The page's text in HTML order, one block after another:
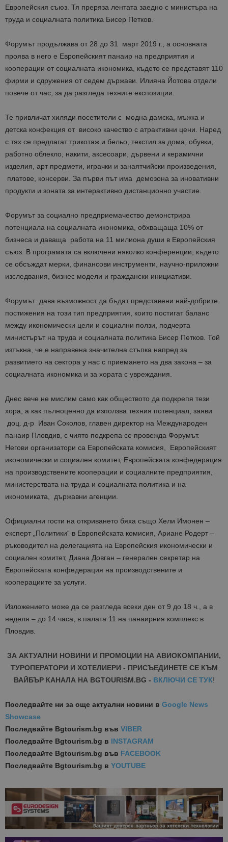
Европейския съюз. Тя преряза лентата заедно с министъра на
труда и социалната политика Бисер Петков.
Форумът продължава от 28 до 31 март 2019 г., а основната
проява в него е Европейският панаир на предприятия и
кооперации от социалната икономика, където се представят 110
фирми и сдружения от седем държави. Илияна Йотова отдели
повече от час, за да разгледа техните експозиции.
Те привличат хиляди посетители с модна дамска, мъжка и
детска конфекция от високо качество с атрактивни цени. Наред
с тях се предлагат трикотаж и бельо, текстил за дома, обувки,
работно облекло, накити, аксесоари, дървени и керамични
изделия, арт предмети, играчки и занаятчийски произведения,
платове, консерви. За първи път има демозона за иновативни
продукти и зоната за интерактивно дистанционно участие.
Форумът за социално предприемачество демонстрира
потенциала на социалната икономика, обхващаща 10% от
бизнеса и даваща работа на 11 милиона души в Европейския
съюз. В програмата са включени няколко конференции, където
се обсъждат мерки, финансови инструменти, научно-приложни
изследвания, бизнес модели и граждански инициативи.
Форумът дава възможност да бъдат представени най-добрите
постижения на този тип предприятия, които постигат баланс
между икономически цели и социални ползи, подчерта
министърът на труда и социалната политика Бисер Петков. Той
изтъкна, че е направена значителна стъпка напред за
развитието на сектора у нас с приемането на два закона – за
социалната икономика и за хората с увреждания.
Днес вече не мислим само как обществото да подкрепя тези
хора, а как пълноценно да използва техния потенциал, заяви
доц. д-р Иван Соколов, главен директор на Международен
панаир Пловдив, с чиято подкрепа се провежда Форумът.
Негови организатори са Европейската комисия, Европейският
икономически и социален комитет, Европейската конфедерация
на производствените кооперации и социалните предприятия,
министерствата на труда и социалната политика и на
икономиката, държавни агенции.
Официални гости на откриването бяха също Хели Имонен –
експерт „Политики“ в Европейската комисия, Ариане Родерт –
ръководител на делегацията на Европейския икономически и
социален комитет, Диана Довган – генерален секретар на
Европейската конфедерация на производствените и
кооперациите за услуги.
Изложението може да се разгледа всеки ден от 9 до 18 ч., а в
неделя – до 14 часа, в палата 11 на панаирния комплекс в
Пловдив.
ЗА АКТУАЛНИ НОВИНИ И ПРОМОЦИИ НА АВИОКОМПАНИИ,
ТУРОПЕРАТОРИ И ХОТЕЛИЕРИ - ПРИСЪЕДИНЕТЕ СЕ КЪМ
ВАЙБЪР КАНАЛА НА BGTOURISM.BG - ВКЛЮЧИ СЕ ТУК!
Последвайте ни за още актуални новини в Google News
Showcase
Последвайте Bgtourism.bg във VIBER
Последвайте Bgtourism.bg в INSTAGRAM
Последвайте Bgtourism.bg във FACEBOOK
Последвайте Bgtourism.bg в YOUTUBE